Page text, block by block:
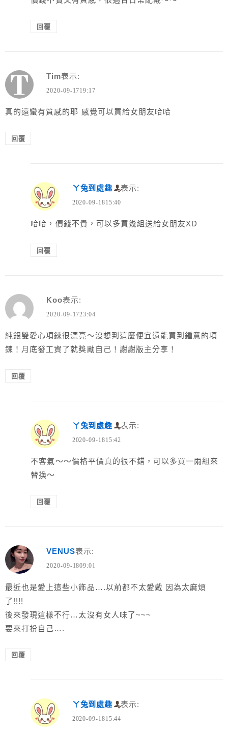
回覆
Tim表示:
2020-09-1719:17
真的還蠻有質感的耶 感覺可以買給女朋友哈哈
回覆
ㄚ兔到處趣 表示:
2020-09-1815:40
哈哈，價錢不貴，可以多買幾組送給女朋友XD
回覆
Koo表示:
2020-09-1723:04
純銀雙愛心項鍊很漂亮～沒想到這麼便宜還能買到鍾意的項
鍊！月底發工資了就獎勵自己！謝謝版主分享！
回覆
ㄚ兔到處趣 表示:
2020-09-1815:42
不客氣～～價格平價真的很不錯，可以多買一兩組來
替換～
回覆
VENUS表示:
2020-09-1809:01
最近也是愛上這些小飾品….以前都不太愛戴 因為太麻煩
了!!!!
後來發現這樣不行…太沒有女人味了~~~
要來打扮自己….
回覆
ㄚ兔到處趣 表示:
2020-09-1815:44